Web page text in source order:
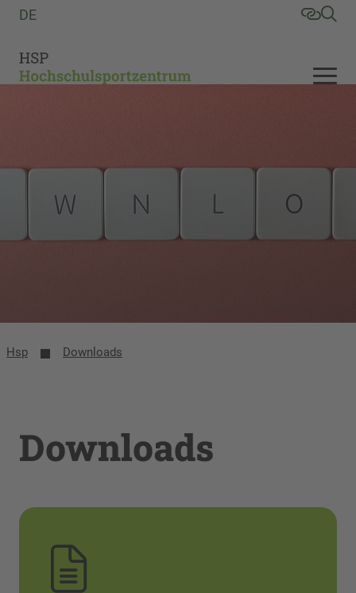
DE
Hsp Downloads
Downloads